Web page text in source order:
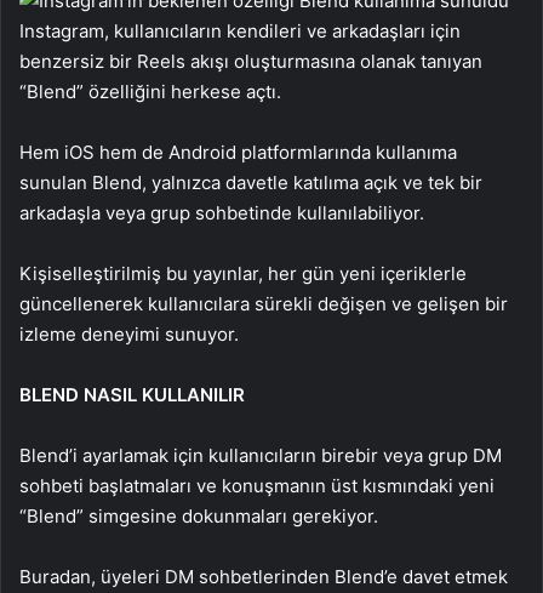
Instagram, kullanıcıların kendileri ve arkadaşları için
benzersiz bir Reels akışı oluşturmasına olanak tanıyan
“Blend” özelliğini herkese açtı.
Hem iOS hem de Android platformlarında kullanıma
sunulan Blend, yalnızca davetle katılıma açık ve tek bir
arkadaşla veya grup sohbetinde kullanılabiliyor.
Kişiselleştirilmiş bu yayınlar, her gün yeni içeriklerle
güncellenerek kullanıcılara sürekli değişen ve gelişen bir
izleme deneyimi sunuyor.
BLEND NASIL KULLANILIR
Blend’i ayarlamak için kullanıcıların birebir veya grup DM
sohbeti başlatmaları ve konuşmanın üst kısmındaki yeni
“Blend” simgesine dokunmaları gerekiyor.
Buradan, üyeleri DM sohbetlerinden Blend’e davet etmek